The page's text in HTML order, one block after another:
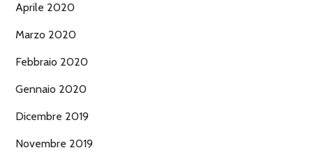
Aprile 2020
Marzo 2020
Febbraio 2020
Gennaio 2020
Dicembre 2019
Novembre 2019